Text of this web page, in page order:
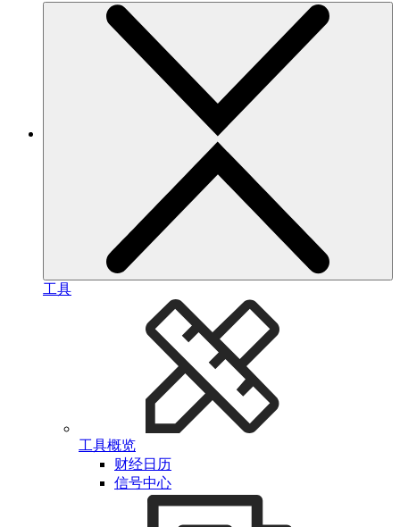
工具
工具概览
财经日历
信号中心